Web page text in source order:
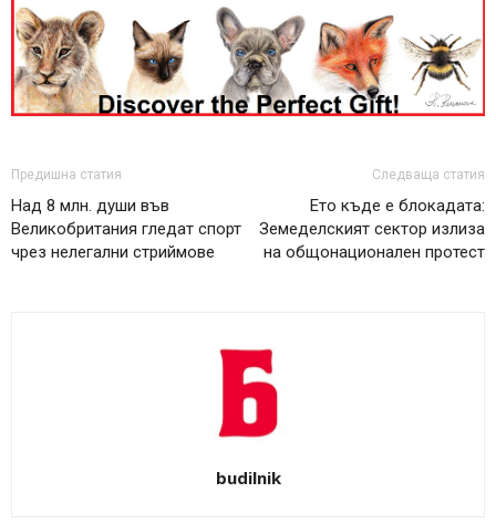
Предишна статия
Над 8 млн. души във
Великобритания гледат спорт
чрез нелегални стриймове
Следваща статия
Ето къде е блокадата:
Земеделският сектор излиза
на общонационален протест
budilnik